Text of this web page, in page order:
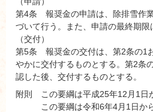
第4条 報奨金の申請は、除排雪作
づいて行う。また、申請の最終期限
（交付）
第5条 報奨金の交付は、第2条の1
やかに交付するものとする。第2条
認した後、交付するものとする。
附則 この要綱は平成25年12月1日
この要綱は令和6年4月1日から